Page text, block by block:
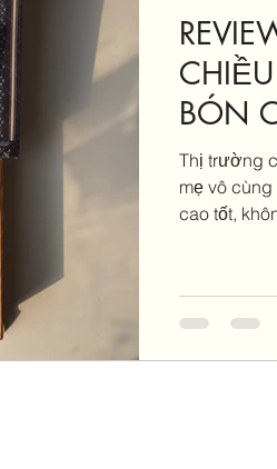
BÓN
Thị trường
mẹ vô
cao tốt,